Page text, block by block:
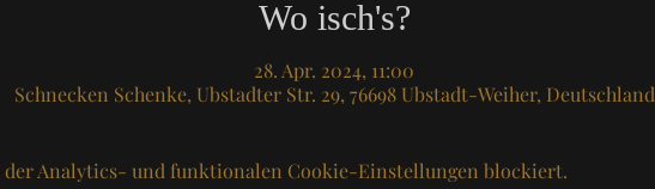
Wo isch's?
28. Apr. 2024, 11:00
Schnecken Schenke, Ubstadter Str. 29, 76698 Ubstadt-Weiher, Deutschland
der Analytics- und funktionalen Cookie-Einstellungen blockiert.